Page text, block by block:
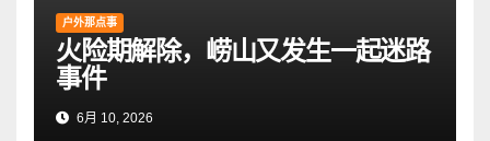
户外那点事
火险期解除，崂山又发生一起迷路
事件
6月 10, 2026